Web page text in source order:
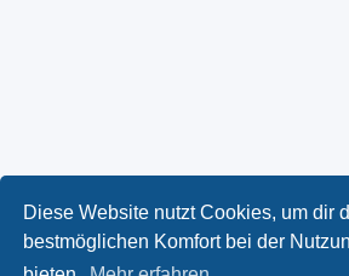
Diese Website nutzt Cookies, um dir
bestmöglichen Komfort bei der